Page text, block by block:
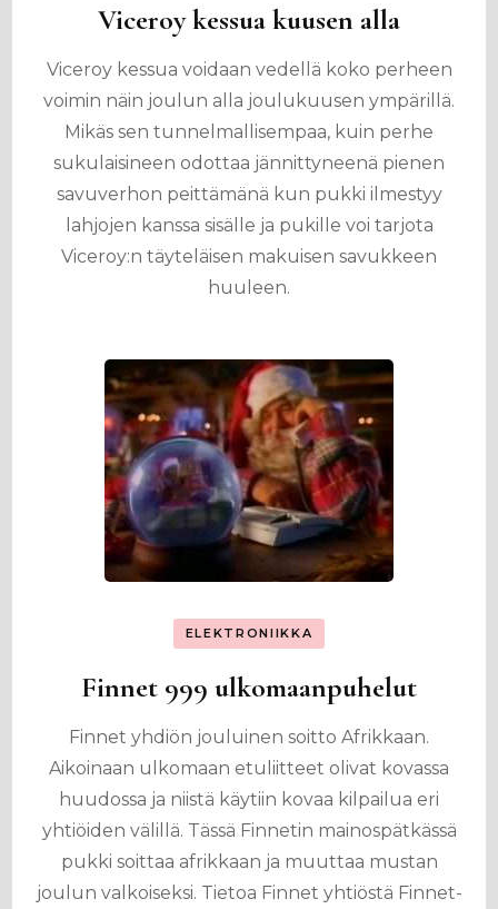
Viceroy kessua kuusen alla
Viceroy kessua voidaan vedellä koko perheen
voimin näin joulun alla joulukuusen ympärillä.
Mikäs sen tunnelmallisempaa, kuin perhe
sukulaisineen odottaa jännittyneenä pienen
savuverhon peittämänä kun pukki ilmestyy
lahjojen kanssa sisälle ja pukille voi tarjota
Viceroy:n täyteläisen makuisen savukkeen
huuleen.
ELEKTRONIIKKA
Finnet 999 ulkomaanpuhelut
Finnet yhdiön jouluinen soitto Afrikkaan.
Aikoinaan ulkomaan etuliitteet olivat kovassa
huudossa ja niistä käytiin kovaa kilpailua eri
yhtiöiden välillä. Tässä Finnetin mainospätkässä
pukki soittaa afrikkaan ja muuttaa mustan
joulun valkoiseksi. Tietoa Finnet yhtiöstä Finnet-